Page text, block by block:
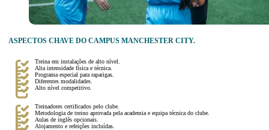
ASPECTOS CHAVE DO CAMPUS MANCHESTER CITY.
Treina em instalações de alto nível.
Alta intensidade física e técnica.
Programa especial para raparigas.
Diferentes modalidades.
Alto nível competitivo.
Treinadores certificados pelo clube.
Metodologia de treino aprovada pela academia e equipa técnica do clube.
Aulas de inglês opcionais.
Alojamento e refeições incluídas.